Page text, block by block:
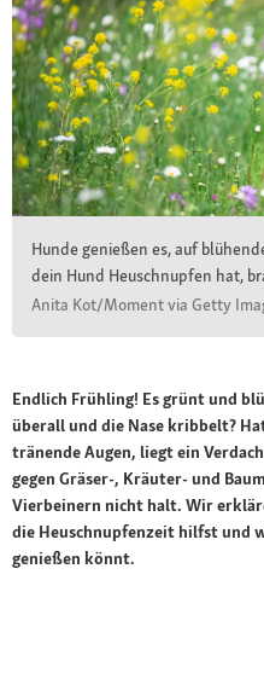
Hunde genießen es, auf
dein Hund Heuschnupfen hat,
Anita Kot/Moment via Getty
Endlich Frühling! Es grünt und
überall und die Nase kribbelt?
tränende Augen, liegt ein
gegen Gräser-, Kräuter- und
Vierbeinern nicht halt. Wir
die Heuschnupfenzeit hilfst und
genießen könnt.